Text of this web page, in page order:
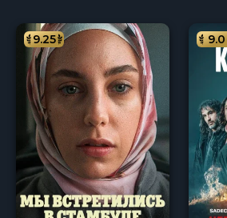
9.25 9.0